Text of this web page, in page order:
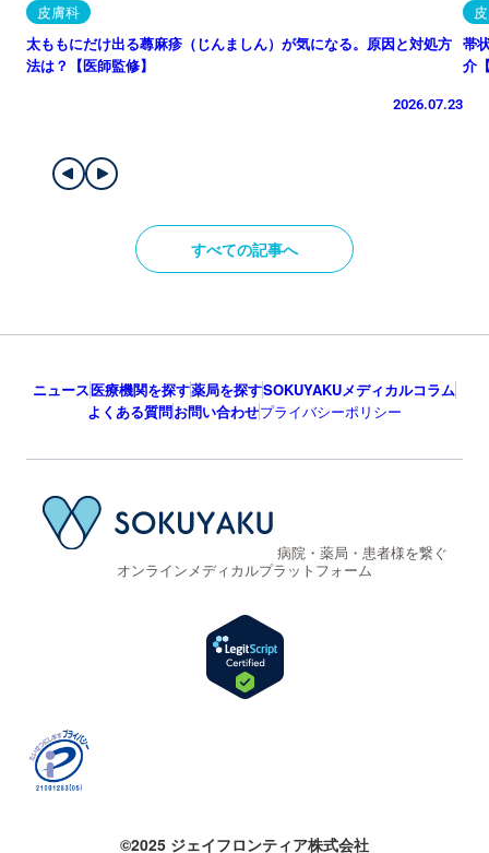
皮膚科
太ももにだけ出る蕁麻疹（じんましん）が気になる。原因と対処方
法は？【医師監修】
2026.07.23
帯
介
すべての記事へ
ニュース医療機関を探す薬局を探すSOKUYAKUメディカルコラム
よくある質問お問い合わせプライバシーポリシー
病院・薬局・患者様を繋ぐ
オンラインメディカルプラットフォーム
©2025 ジェイフロンティア株式会社